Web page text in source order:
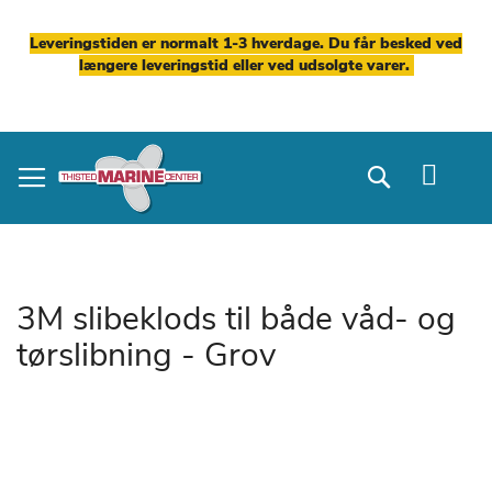
Leveringstiden er normalt 1-3 hverdage. Du får besked ved
længere leveringstid eller ved udsolgte varer.
to
Content
Search
3M slibeklods til både våd- og
tørslibning - Grov